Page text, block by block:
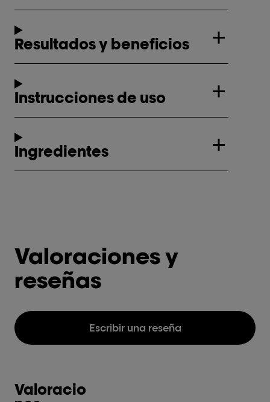
Resultados y beneficios
Instrucciones de uso
Ingredientes
Valoraciones y
reseñas
Escribir una reseña
Valoracio